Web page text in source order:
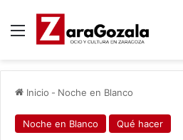
Menú
Inicio - Noche en Blanco
Noche en Blanco Qué hacer